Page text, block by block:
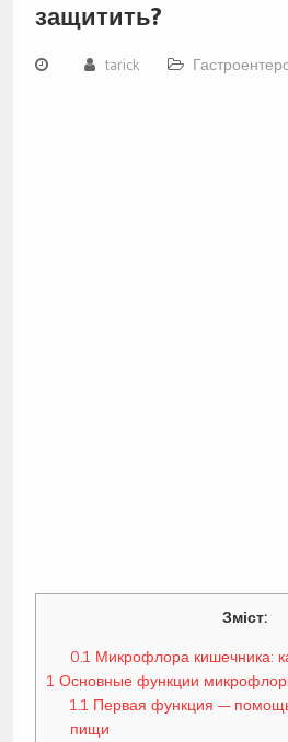
защитить?
tarick
Зміст:
0.1 Микрофлора кишечника:
1 Основные функции
1.1 Первая функция —
пищи